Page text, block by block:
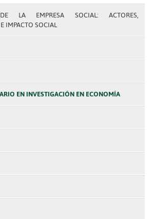
LA EMPRESA SOCIAL: ACTORES,
IMPACTO SOCIAL
EN INVESTIGACIÓN EN ECONOMÍA